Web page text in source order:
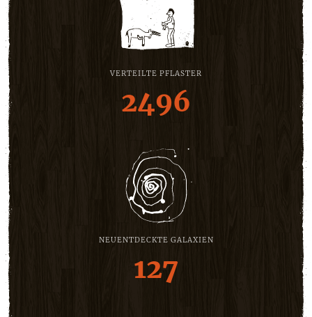
VERTEILTE PFLASTER
2496
NEUENTDECKTE GALAXIEN
127